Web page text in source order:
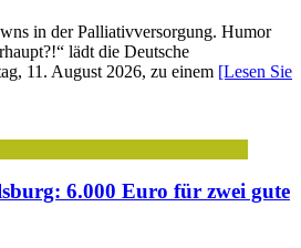
in der Palliativversorgung. Humor
lädt die Deutsche
11. August 2026, zu einem [Lesen Sie
6.000 Euro für zwei gute